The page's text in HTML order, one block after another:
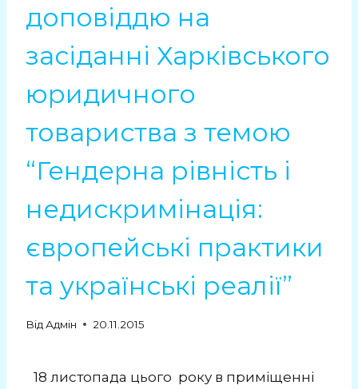
доповіддю на
засіданні Харківського
юридичного
товариства з темою
“Гендерна рівність і
недискримінація:
європейські практики
та українські реалії”
Від Адмін 20.11.2015
18 листопада цього року в приміщенні